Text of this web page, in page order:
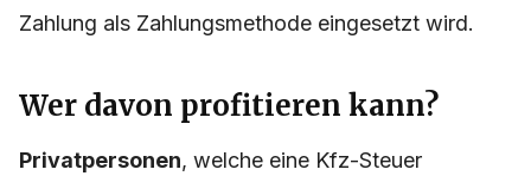
Zahlung als Zahlungsmethode eingesetzt wird.
Wer davon profitieren kann?
Privatpersonen, welche eine Kfz-Steuer